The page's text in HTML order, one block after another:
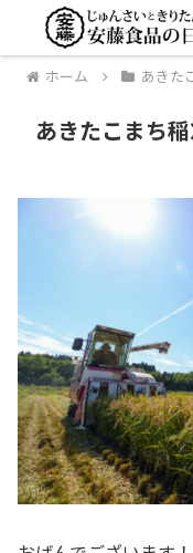
ホーム あきた
あきたこまち